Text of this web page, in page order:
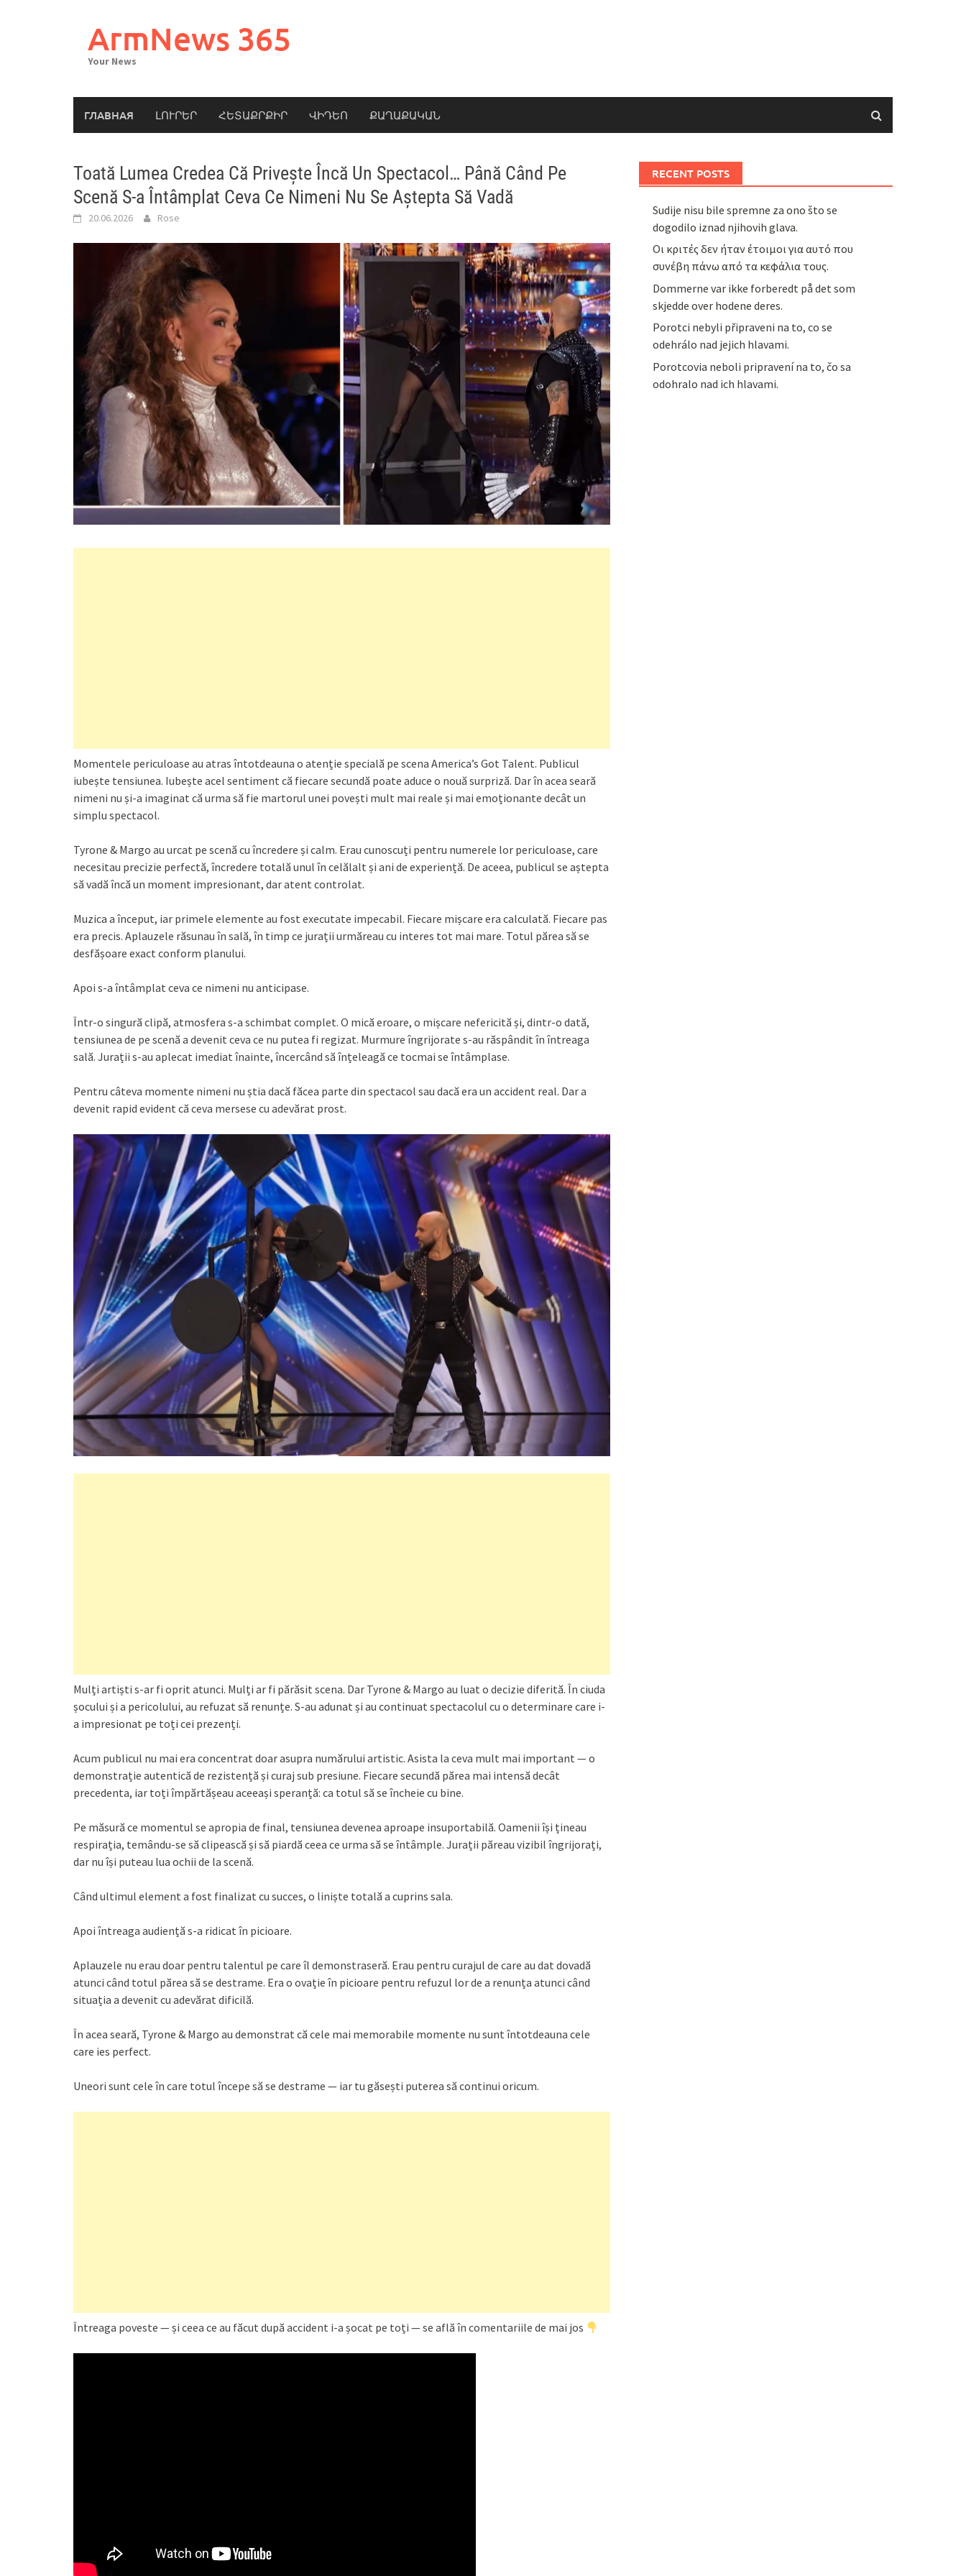
ArmNews 365
Your News
ГЛАВНАЯ ԼՈՒՐԵՐ ՀԵՏԱՔՐՔԻՐ ՎԻԴԵՈ ՔԱՂԱՔԱԿԱՆ
Toată Lumea Credea Că Privește Încă Un Spectacol… Până Când Pe
Scenă S-a Întâmplat Ceva Ce Nimeni Nu Se Aștepta Să Vadă
20.06.2026 Rose
Momentele periculoase au atras întotdeauna o atenție specială pe scena America’s Got Talent. Publicul
iubește tensiunea. Iubește acel sentiment că fiecare secundă poate aduce o nouă surpriză. Dar în acea seară
nimeni nu și-a imaginat că urma să fie martorul unei povești mult mai reale și mai emoționante decât un
simplu spectacol.
Tyrone & Margo au urcat pe scenă cu încredere și calm. Erau cunoscuți pentru numerele lor periculoase, care
necesitau precizie perfectă, încredere totală unul în celălalt și ani de experiență. De aceea, publicul se aștepta
să vadă încă un moment impresionant, dar atent controlat.
Muzica a început, iar primele elemente au fost executate impecabil. Fiecare mișcare era calculată. Fiecare pas
era precis. Aplauzele răsunau în sală, în timp ce jurații urmăreau cu interes tot mai mare. Totul părea să se
desfășoare exact conform planului.
Apoi s-a întâmplat ceva ce nimeni nu anticipase.
Într-o singură clipă, atmosfera s-a schimbat complet. O mică eroare, o mișcare nefericită și, dintr-o dată,
tensiunea de pe scenă a devenit ceva ce nu putea fi regizat. Murmure îngrijorate s-au răspândit în întreaga
sală. Jurații s-au aplecat imediat înainte, încercând să înțeleagă ce tocmai se întâmplase.
Pentru câteva momente nimeni nu știa dacă făcea parte din spectacol sau dacă era un accident real. Dar a
devenit rapid evident că ceva mersese cu adevărat prost.
Mulți artiști s-ar fi oprit atunci. Mulți ar fi părăsit scena. Dar Tyrone & Margo au luat o decizie diferită. În ciuda
șocului și a pericolului, au refuzat să renunțe. S-au adunat și au continuat spectacolul cu o determinare care i-
a impresionat pe toți cei prezenți.
Acum publicul nu mai era concentrat doar asupra numărului artistic. Asista la ceva mult mai important — o
demonstrație autentică de rezistență și curaj sub presiune. Fiecare secundă părea mai intensă decât
precedenta, iar toți împărtășeau aceeași speranță: ca totul să se încheie cu bine.
Pe măsură ce momentul se apropia de final, tensiunea devenea aproape insuportabilă. Oamenii își țineau
respirația, temându-se să clipească și să piardă ceea ce urma să se întâmple. Jurații păreau vizibil îngrijorați,
dar nu își puteau lua ochii de la scenă.
Când ultimul element a fost finalizat cu succes, o liniște totală a cuprins sala.
Apoi întreaga audiență s-a ridicat în picioare.
Aplauzele nu erau doar pentru talentul pe care îl demonstraseră. Erau pentru curajul de care au dat dovadă
atunci când totul părea să se destrame. Era o ovație în picioare pentru refuzul lor de a renunța atunci când
situația a devenit cu adevărat dificilă.
În acea seară, Tyrone & Margo au demonstrat că cele mai memorabile momente nu sunt întotdeauna cele
care ies perfect.
Uneori sunt cele în care totul începe să se destrame — iar tu găsești puterea să continui oricum.
Întreaga poveste — și ceea ce au făcut după accident i-a șocat pe toți — se află în comentariile de mai jos
RECENT POSTS
Sudije nisu bile spremne za ono što se
dogodilo iznad njihovih glava.
Οι κριτές δεν ήταν έτοιμοι για αυτό που
συνέβη πάνω από τα κεφάλια τους.
Dommerne var ikke forberedt på det som
skjedde over hodene deres.
Porotci nebyli připraveni na to, co se
odehrálo nad jejich hlavami.
Porotcovia neboli pripravení na to, čo sa
odohralo nad ich hlavami.